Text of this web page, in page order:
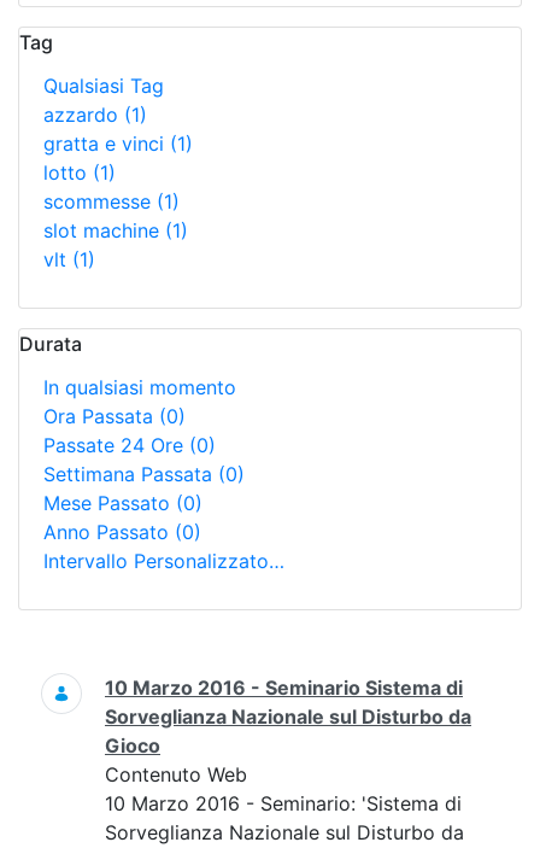
Tag
Qualsiasi Tag
azzardo (1)
gratta e vinci (1)
lotto (1)
scommesse (1)
slot machine (1)
vlt (1)
Durata
In qualsiasi momento
Ora Passata (0)
Passate 24 Ore (0)
Settimana Passata (0)
Mese Passato (0)
Anno Passato (0)
Intervallo Personalizzato…
Ricerca
10 Marzo 2016 - Seminario Sistema di
Sorveglianza Nazionale sul Disturbo da
Gioco
Contenuto Web
10 Marzo 2016 - Seminario: 'Sistema di
Sorveglianza Nazionale sul Disturbo da